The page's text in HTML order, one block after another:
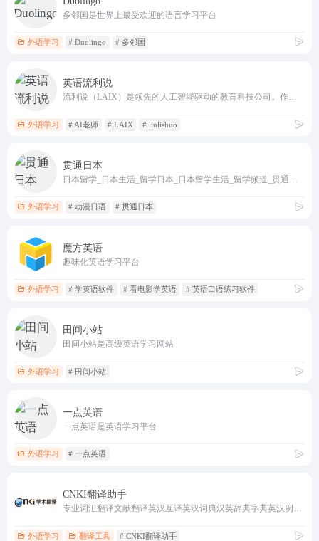
多邻国是世界上最受欢迎的语言学习平台
外语学习 # Duolingo # 多邻国
英语流利说
流利说（LAIX）是领先的人工智能驱动的教育科技公司。作为智能教育的倡行者，流利说拥有一支业内领先的人工智能团队，其自主研发的人工智能英语老师，基于深度学习技术，能够为每一位用户提供个性化、自适应的学习课程。
外语学习 # AI老师 # LAIX # liulishuo
贯通日本
日本留学_日本生活_留学日本_日本留学生活_留学频道_贯通日本kantsuu.com
外语学习 # 动漫日语 # 贯通日本
魔方英语
趣味化英语学习平台
外语学习 # 学英语软件 # 看电影学英语 # 英语口语练习软件
田间小站
田间小站是高级英语学习网站
外语学习 # 田间小站
一点英语
一点英语是英语学习平台
外语学习 # 一点英语
CNKI翻译助手
专业词汇翻译文献翻译英汉互译英汉词典汉英辞典字典英汉例句专业词汇科技术语翻译等免费翻译服务
外语学习 翻译工具 # CNKI翻译助手